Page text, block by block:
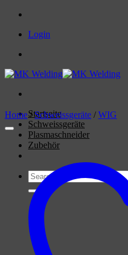
Skip
contentLogin
Startseite
Schweissgeräte
Plasmaschneider
Zubehör
Search
for:
Home / Schweissgeräte / WIG